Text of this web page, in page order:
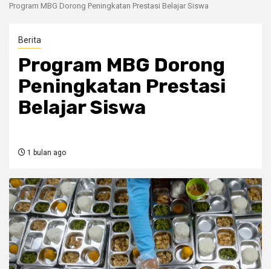
Program MBG Dorong Peningkatan Prestasi Belajar Siswa
Berita
Program MBG Dorong
Peningkatan Prestasi
Belajar Siswa
1 bulan ago